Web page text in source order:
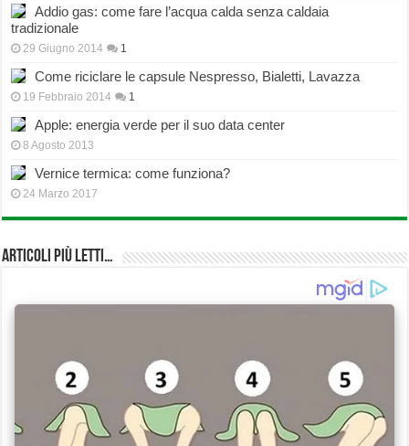
Addio gas: come fare l’acqua calda senza caldaia
tradizionale
29 Giugno 2014 1
Come riciclare le capsule Nespresso, Bialetti, Lavazza
19 Febbraio 2014 1
Apple: energia verde per il suo data center
8 Agosto 2013
Vernice termica: come funziona?
24 Marzo 2017
Articoli più Letti…